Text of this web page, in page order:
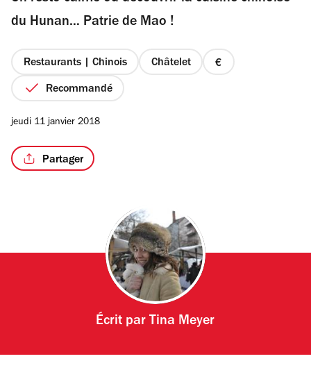
étoiles
du Hunan… Patrie de Mao !
Restaurants | Chinois Châtelet
prix
Recommandé
jeudi 11 janvier 2018
Partager
Écrit par Tina Meyer